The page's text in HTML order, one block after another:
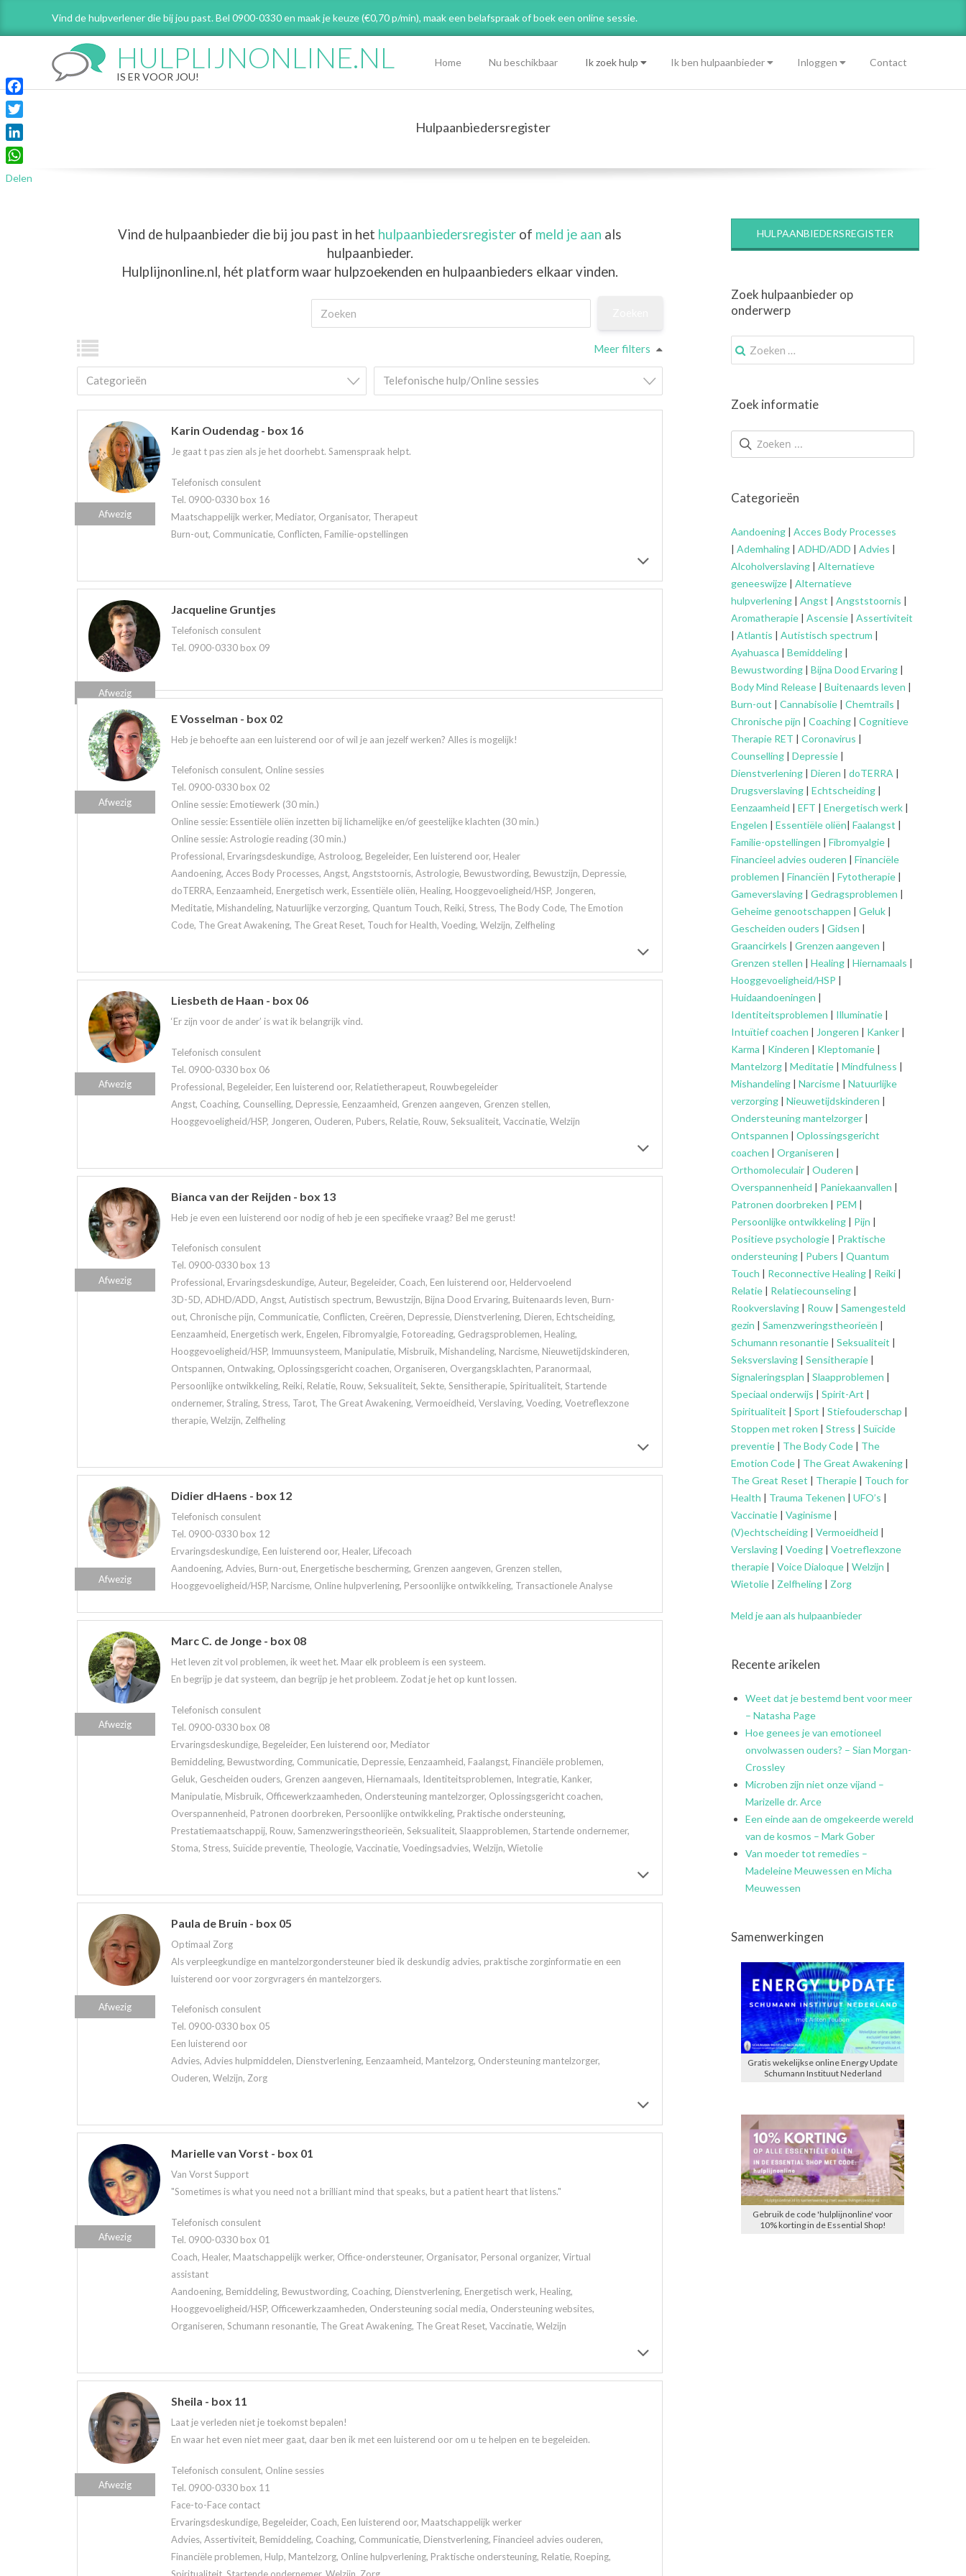
Vind de hulpverlener die bij jou past. Bel 0900-0330 en maak je keuze (€0,70 p/min), maak een belafspraakof boek een online sessie.
HULPLIJNONLINE.NL
IS ER VOOR JOU!
Menu
Home Nu beschikbaar Ik zoek hulp Ik ben hulpaanbieder Inloggen Contact
Hulpaanbiedersregister
Vind de hulpaanbieder die bij jou past in het hulpaanbiedersregister of meld je aan als
hulpaanbieder.
Hulplijnonline.nl, hét platform waar hulpzoekenden en hulpaanbieders elkaar vinden.
Meer filters
Categorieën Telefonische hulp/Online sessies
Karin Oudendag - box 16
Je gaat t pas zien als je het doorhebt. Samenspraak helpt.
Telefonisch consulent
Tel. 0900-0330 box 16
Maatschappelijk werker, Mediator, Organisator, Therapeut
Burn-out, Communicatie, Conflicten, Familie-opstellingen
Afwezig
Jacqueline Gruntjes
Telefonisch consulent
Tel. 0900-0330 box 09
Afwezig
E Vosselman - box 02
Heb je behoefte aan een luisterend oor of wil je aan jezelf werken? Alles is mogelijk!
Telefonisch consulent, Online sessies
Tel. 0900-0330 box 02
Online sessie: Emotiewerk (30 min.)
Online sessie: Essentiële oliën inzetten bij lichamelijke en/of geestelijke klachten (30 min.)
Online sessie: Astrologie reading (30 min.)
Professional, Ervaringsdeskundige, Astroloog, Begeleider, Een luisterend oor, Healer
Aandoening, Acces Body Processes, Angst, Angststoornis, Astrologie, Bewustwording, Bewustzijn, Depressie,
doTERRA, Eenzaamheid, Energetisch werk, Essentiële oliën, Healing, Hooggevoeligheid/HSP, Jongeren,
Meditatie, Mishandeling, Natuurlijke verzorging, Quantum Touch, Reiki, Stress, The Body Code, The Emotion
Code, The Great Awakening, The Great Reset, Touch for Health, Voeding, Welzijn, Zelfheling
Afwezig
Liesbeth de Haan - box 06
‘Er zijn voor de ander’ is wat ik belangrijk vind.
Telefonisch consulent
Tel. 0900-0330 box 06
Professional, Begeleider, Een luisterend oor, Relatietherapeut, Rouwbegeleider
Angst, Coaching, Counselling, Depressie, Eenzaamheid, Grenzen aangeven, Grenzen stellen,
Hooggevoeligheid/HSP, Jongeren, Ouderen, Pubers, Relatie, Rouw, Seksualiteit, Vaccinatie, Welzijn
Afwezig
Bianca van der Reijden - box 13
Heb je even een luisterend oor nodig of heb je een specifieke vraag? Bel me gerust!
Telefonisch consulent
Tel. 0900-0330 box 13
Professional, Ervaringsdeskundige, Auteur, Begeleider, Coach, Een luisterend oor, Heldervoelend
3D-5D, ADHD/ADD, Angst, Autistisch spectrum, Bewustzijn, Bijna Dood Ervaring, Buitenaards leven, Burn-
out, Chronische pijn, Communicatie, Conflicten, Creëren, Depressie, Dienstverlening, Dieren, Echtscheiding,
Eenzaamheid, Energetisch werk, Engelen, Fibromyalgie, Fotoreading, Gedragsproblemen, Healing,
Hooggevoeligheid/HSP, Immuunsysteem, Manipulatie, Misbruik, Mishandeling, Narcisme, Nieuwetijdskinderen,
Ontspannen, Ontwaking, Oplossingsgericht coachen, Organiseren, Overgangsklachten, Paranormaal,
Persoonlijke ontwikkeling, Reiki, Relatie, Rouw, Seksualiteit, Sekte, Sensitherapie, Spiritualiteit, Startende
ondernemer, Straling, Stress, Tarot, The Great Awakening, Vermoeidheid, Verslaving, Voeding, Voetreflexzone
therapie, Welzijn, Zelfheling
Afwezig
Didier dHaens - box 12
Telefonisch consulent
Tel. 0900-0330 box 12
Ervaringsdeskundige, Een luisterend oor, Healer, Lifecoach
Aandoening, Advies, Burn-out, Energetische bescherming, Grenzen aangeven, Grenzen stellen,
Hooggevoeligheid/HSP, Narcisme, Online hulpverlening, Persoonlijke ontwikkeling, Transactionele Analyse
Afwezig
Marc C. de Jonge - box 08
Het leven zit vol problemen, ik weet het. Maar elk probleem is een systeem.
En begrijp je dat systeem, dan begrijp je het probleem. Zodat je het op kunt lossen.
Telefonisch consulent
Tel. 0900-0330 box 08
Ervaringsdeskundige, Begeleider, Een luisterend oor, Mediator
Bemiddeling, Bewustwording, Communicatie, Depressie, Eenzaamheid, Faalangst, Financiële problemen,
Geluk, Gescheiden ouders, Grenzen aangeven, Hiernamaals, Identiteitsproblemen, Integratie, Kanker,
Manipulatie, Misbruik, Officewerkzaamheden, Ondersteuning mantelzorger, Oplossingsgericht coachen,
Overspannenheid, Patronen doorbreken, Persoonlijke ontwikkeling, Praktische ondersteuning,
Prestatiemaatschappij, Rouw, Samenzweringstheorieën, Seksualiteit, Slaapproblemen, Startende ondernemer,
Stoma, Stress, Suïcide preventie, Theologie, Vaccinatie, Voedingsadvies, Welzijn, Wietolie
Afwezig
Paula de Bruin - box 05
Optimaal Zorg
Als verpleegkundige en mantelzorgondersteuner bied ik deskundig advies, praktische zorginformatie en een
luisterend oor voor zorgvragers én mantelzorgers.
Telefonisch consulent
Tel. 0900-0330 box 05
Een luisterend oor
Advies, Advies hulpmiddelen, Dienstverlening, Eenzaamheid, Mantelzorg, Ondersteuning mantelzorger,
Ouderen, Welzijn, Zorg
Afwezig
Marielle van Vorst - box 01
Van Vorst Support
"Sometimes is what you need not a brilliant mind that speaks, but a patient heart that listens."
Telefonisch consulent
Tel. 0900-0330 box 01
Coach, Healer, Maatschappelijk werker, Office-ondersteuner, Organisator, Personal organizer, Virtual
assistant
Aandoening, Bemiddeling, Bewustwording, Coaching, Dienstverlening, Energetisch werk, Healing,
Hooggevoeligheid/HSP, Officewerkzaamheden, Ondersteuning social media, Ondersteuning websites,
Organiseren, Schumann resonantie, The Great Awakening, The Great Reset, Vaccinatie, Welzijn
Afwezig
Sheila - box 11
Laat je verleden niet je toekomst bepalen!
En waar het even niet meer gaat, daar ben ik met een luisterend oor om u te helpen en te begeleiden.
Telefonisch consulent, Online sessies
Tel. 0900-0330 box 11
Face-to-Face contact
Ervaringsdeskundige, Begeleider, Coach, Een luisterend oor, Maatschappelijk werker
Advies, Assertiviteit, Bemiddeling, Coaching, Communicatie, Dienstverlening, Financieel advies ouderen,
Financiële problemen, Hulp, Mantelzorg, Online hulpverlening, Praktische ondersteuning, Relatie, Roeping,
Spiritualiteit, Startende ondernemer, Welzijn, Zorg
Afwezig
HULPAANBIEDERSREGISTER
Zoek hulpaanbieder op
onderwerp
Zoek
naar:
Zoek informatie
Categorieën
Aandoening | Acces Body Processes
| Ademhaling | ADHD/ADD | Advies |
Alcoholverslaving | Alternatieve
geneeswijze | Alternatieve
hulpverlening | Angst | Angststoornis |
Aromatherapie | Ascensie | Assertiviteit
| Atlantis | Autistisch spectrum |
Ayahuasca | Bemiddeling |
Bewustwording | Bijna Dood Ervaring |
Body Mind Release | Buitenaards leven |
Burn-out | Cannabisolie | Chemtrails |
Chronische pijn | Coaching | Cognitieve
Therapie RET | Coronavirus |
Counselling | Depressie |
Dienstverlening | Dieren | doTERRA |
Drugsverslaving | Echtscheiding |
Eenzaamheid | EFT | Energetisch werk |
Engelen | Essentiële oliën| Faalangst |
Familie-opstellingen | Fibromyalgie |
Financieel advies ouderen | Financiële
problemen | Financiën | Fytotherapie |
Gameverslaving | Gedragsproblemen |
Geheime genootschappen | Geluk |
Gescheiden ouders | Gidsen |
Graancirkels | Grenzen aangeven |
Grenzen stellen | Healing | Hiernamaals |
Hooggevoeligheid/HSP |
Huidaandoeningen |
Identiteitsproblemen | Illuminatie |
Intuïtief coachen | Jongeren | Kanker |
Karma | Kinderen | Kleptomanie |
Mantelzorg | Meditatie | Mindfulness |
Mishandeling | Narcisme | Natuurlijke
verzorging | Nieuwetijdskinderen |
Ondersteuningmantelzorger |
Ontspannen | Oplossingsgericht
coachen | Organiseren |
Orthomoleculair | Ouderen |
Overspannenheid | Paniekaanvallen |
Patronen doorbreken | PEM |
Persoonlijke ontwikkeling | Pijn |
Positieve psychologie | Praktische
ondersteuning | Pubers | Quantum
Touch | Reconnective Healing | Reiki |
Relatie | Relatiecounseling |
Rookverslaving | Rouw | Samengesteld
gezin | Samenzweringstheorieën |
Schumann resonantie | Seksualiteit |
Seksverslaving | Sensitherapie |
Signaleringsplan | Slaapproblemen |
Speciaal onderwijs | Spirit-Art |
Spiritualiteit | Sport | Stiefouderschap |
Stoppen met roken | Stress | Suïcide
preventie | The Body Code | The
Emotion Code | The Great Awakening |
The Great Reset | Therapie | Touch for
Health | Trauma Tekenen | UFO’s |
Vaccinatie | Vaginisme |
(V)echtscheiding | Vermoeidheid |
Verslaving | Voeding | Voetreflexzone
therapie | Voice Dialoque | Welzijn |
Wietolie | Zelfheling | Zorg
Meld je aan als hulpaanbieder
Recente arikelen
Weet dat je bestemd bent voor meer
– Natasha Page
Hoe genees je van emotioneel
onvolwassen ouders? – Sian Morgan-
Crossley
Microben zijn niet onze vijand –
Marizelle dr. Arce
Een einde aan de omgekeerde wereld
van de kosmos – Mark Gober
Van moeder tot remedies –
Madeleine Meuwessen en Micha
Meuwessen
Samenwerkingen
Gratis wekelijkse online Energy Update
Schumann Instituut Nederland
Gebruik de code 'hulplijnonline' voor
10% korting in de Essential Shop!
Facebook
Twitter
LinkedIn
WhatsApp
Delen